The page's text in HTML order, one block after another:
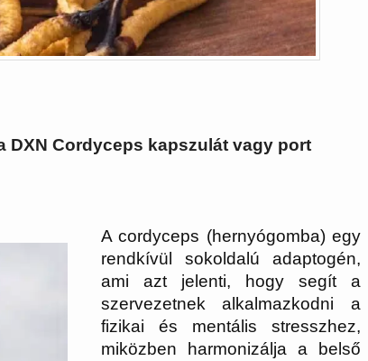
DXN Cordyceps kapszulát vagy port
A cordyceps (hernyógomba) egy
rendkívül sokoldalú adaptogén,
ami azt jelenti, hogy segít a
szervezetnek alkalmazkodni a
fizikai és mentális stresszhez,
miközben harmonizálja a belső